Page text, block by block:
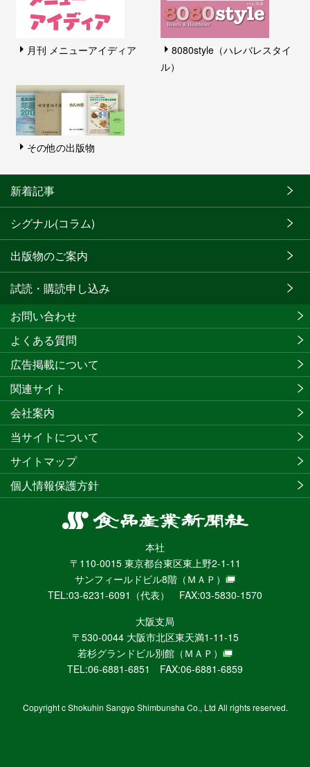
月刊 メニューアイディア
8080style（ハレバレスタイ
ル）
その他の出版物
新着記事
シグナル(コラム)
出版物のご案内
試読・購読申し込み
食
産
業
新
聞
社
ニ
ュ
ー
WEB
本社
〒110-0015 東京都台東区東上野2-1-11
サンフィールドビル8階 （ＭＡＰ）
TEL:03-6231-6091（代表） FAX:03-5830-1570
大阪支局
〒530-0044 大阪市北区東天満1-11-15
若杉グランドビル別館 （ＭＡＰ）
TEL:06-6881-6851 FAX:06-6881-6859
お問い合わせ
よくある質問
広告掲載について
関連サイト
会社案内
当サイトについて
サイトマップ
個人情報保護方針
Copyright c Shokuhin Sangyo Shimbunsha Co., Ltd All rights reserved.